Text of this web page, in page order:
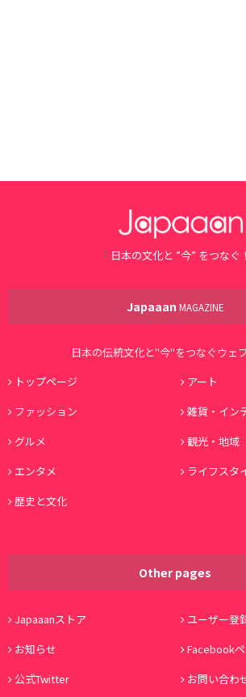
日本の文化と ”今” をつなぐ！
Japaaan MAGAZINE
日本の伝統文化と"今"をつなぐウェ
トップページ
アート
ファッション
雑貨・イン
グルメ
観光・地域
エンタメ
ライフスタ
歴史と文化
Other pages
Japaaanストア
ユーザー登
お知らせ
Facebook
公式Twitter
お問い合わ